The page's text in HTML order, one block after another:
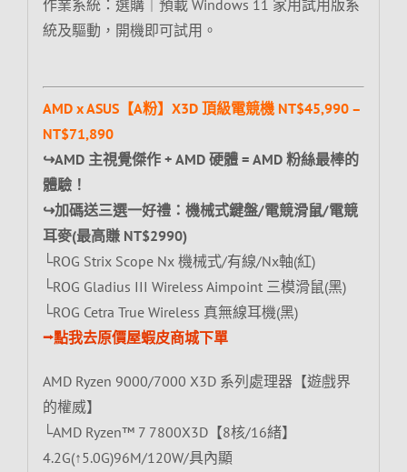
作業系統：選購｜預載 Windows 11 家用試用版系
統及驅動，開機即可試用。
AMD x ASUS【A粉】X3D 頂級電競機 NT$45,990 –
NT$71,890
↪AMD 主視覺傑作 + AMD 硬體 = AMD 粉絲最棒的
體驗！
↪加碼送三選一好禮：機械式鍵盤/電競滑鼠/電競
耳麥(最高賺 NT$2990)
└ROG Strix Scope Nx 機械式/有線/Nx軸(紅)
└ROG Gladius III Wireless Aimpoint 三模滑鼠(黑)
└ROG Cetra True Wireless 真無線耳機(黑)
⭢點我去原價屋蝦皮商城下單
AMD Ryzen 9000/7000 X3D 系列處理器【遊戲界
的權威】
└AMD Ryzen™ 7 7800X3D【8核/16緒】
4.2G(↑5.0G)96M/120W/具內顯